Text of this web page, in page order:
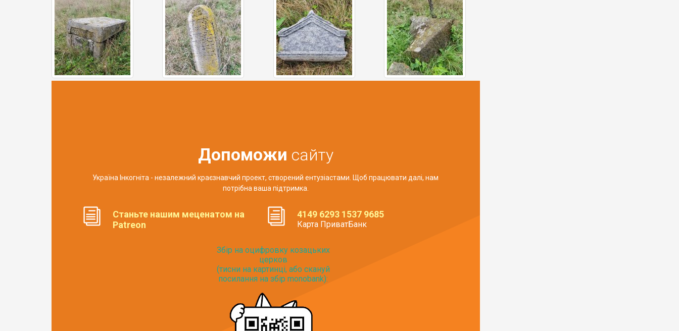
Допоможи сайту
Україна Інкогніта - незалежний краєзнавчий проект, створений ентузіастами. Щоб працювати далі, нам
потрібна ваша підтримка.
Станьте нашим меценатом на
Patreon
4149 6293 1537 9685
Карта ПриватБанк
Збір на оцифровку козацьких
церков
(тисни на картинці, або скануй
посилання на збір monobank):